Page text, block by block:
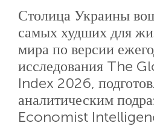
Столица Украины
самых худших для
мира по версии
исследования The
Index 2026,
аналитическим
Economist